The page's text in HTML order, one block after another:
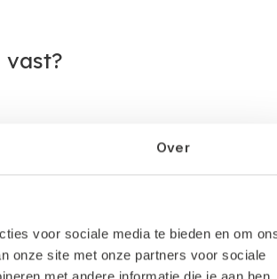
Over
voor sociale media te bieden en om
onze site met onze partners voor sociale
'bijzondere regeling – gebruikte
goederen.
wordt ondertekend door de
Een afschrift van de